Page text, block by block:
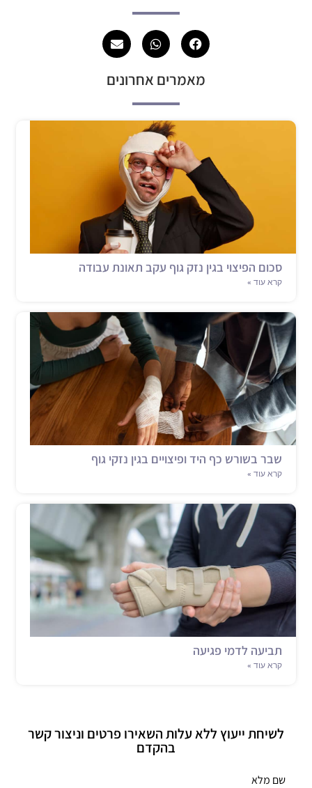
מאמרים אחרונים
סכום הפיצוי בגין נזק גוף עקב תאונת עבודה
קרא עוד »
שבר בשורש כף היד ופיצויים בגין נזקי גוף
קרא עוד »
תביעה לדמי פגיעה
קרא עוד »
לשיחת ייעוץ ללא עלות השאירו פרטים וניצור קשר
בהקדם
שם מלא